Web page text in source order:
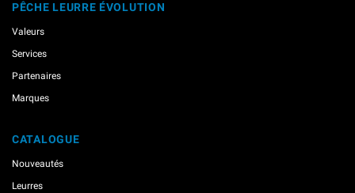
PÊCHE LEURRE ÉVOLUTION
Valeurs
Services
Partenaires
Marques
CATALOGUE
Nouveautés
Leurres